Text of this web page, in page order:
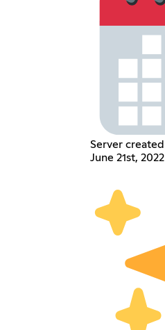
Server created
June 21st, 2022